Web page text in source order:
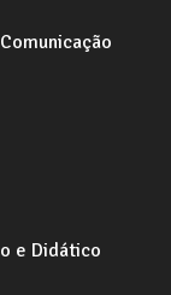
e Didático